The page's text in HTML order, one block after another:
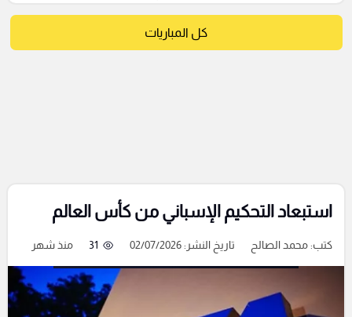
كل المباريات
استبعاد التحكيم الإسباني من كأس العالم
كتب:محمد الصالح تاريخ النشر: 02/07/2026 31 منذ شهر